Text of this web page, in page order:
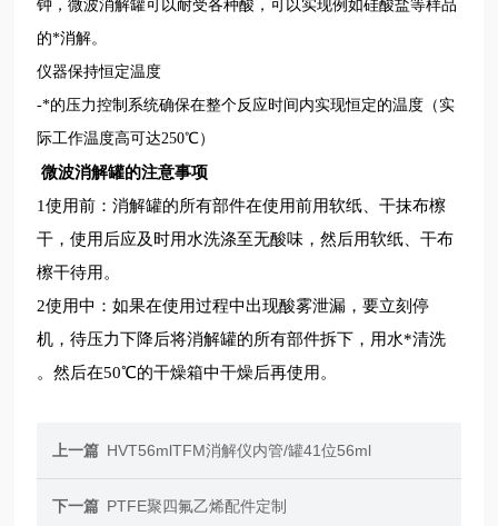
钟，微波消解罐可以耐受各种酸，可以实现例如硅酸盐等样品
的*消解。
仪器保持恒定温度
-*的压力控制系统确保在整个反应时间内实现恒定的温度（实
际工作温度高可达250℃）
微波消解罐的注意事项
1使用前：消解罐的所有部件在使用前用软纸、干抹布檫
干，使用后应及时用水洗涤至无酸味，然后用软纸、干布
檫干待用。
2使用中：如果在使用过程中出现酸雾泄漏，要立刻停
机，待压力下降后将消解罐的所有部件拆下，用水*清洗
。然后在50℃的干燥箱中干燥后再使用。
上一篇 HVT56mlTFM消解仪内管/罐41位56ml
下一篇 PTFE聚四氟乙烯配件定制